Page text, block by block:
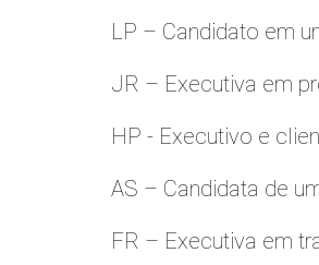
LP – Candidato em
JR – Executiva em
HP - Executivo e
AS – Candidata de
FR – Executiva em